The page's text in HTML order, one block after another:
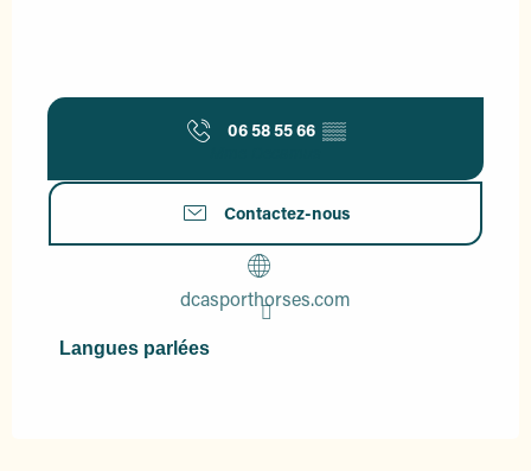
06 58 55 66 ▒▒
Contactez-nous
dcasporthorses.com
Langues parlées
Langues parlées